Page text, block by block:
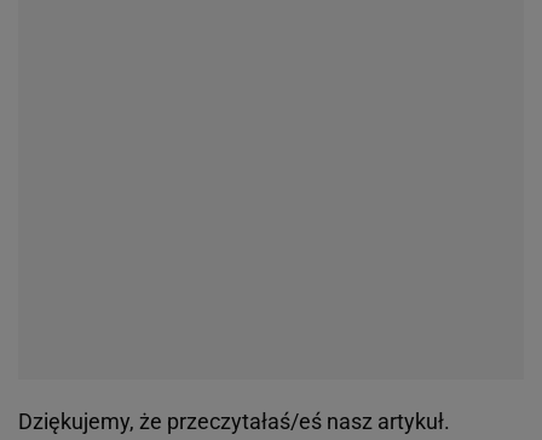
Dziękujemy, że przeczytałaś/eś nasz artykuł.